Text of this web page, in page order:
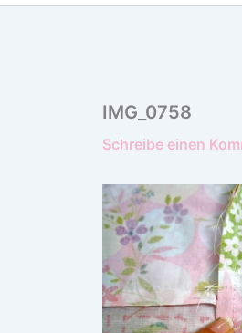
IMG_0758
Schreibe einen